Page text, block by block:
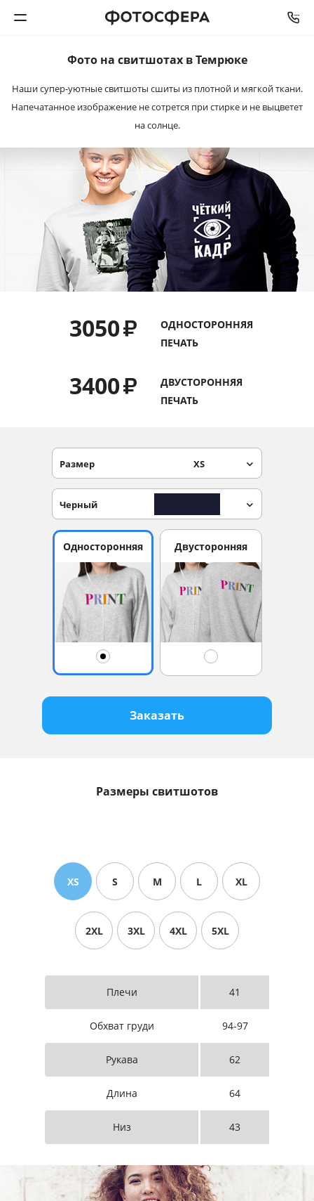
Фотокниги
Календари
Интерьерная печать
Фотоподарки
Багетная мастерская
Полиграфия
Услуги и сервис
Фото на свитшотах в Темрюке
Наши супер-уютные свитшоты сшиты из плотной и мягкой ткани.
Напечатанное изображение не сотрется при стирке и не выцветет
на солнце.
3050₽
ОДНОСТОРОННЯЯ
ПЕЧАТЬ
3400₽
ДВУСТОРОННЯЯ
ПЕЧАТЬ
Размер XS
Черный
Односторонняя Двусторонняя
Заказать
Размеры свитшотов
XS S M L XL
2XL 3XL 4XL 5XL
Плечи 41
Обхват груди 94-97
Рукава 62
Длина 64
Низ 43